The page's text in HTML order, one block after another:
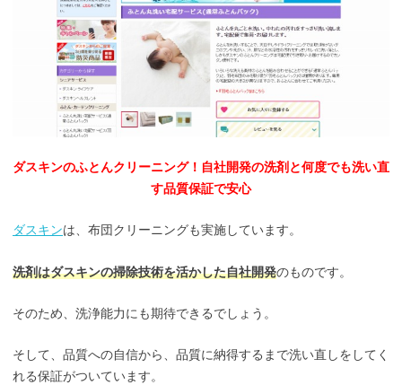
ダスキンのふとんクリーニング！自社開発の洗剤と何度でも洗い直
す品質保証で安心
ダスキンは、布団クリーニングも実施しています。
洗剤はダスキンの掃除技術を活かした自社開発のものです。
そのため、洗浄能力にも期待できるでしょう。
そして、品質への自信から、品質に納得するまで洗い直しをしてく
れる保証がついています。